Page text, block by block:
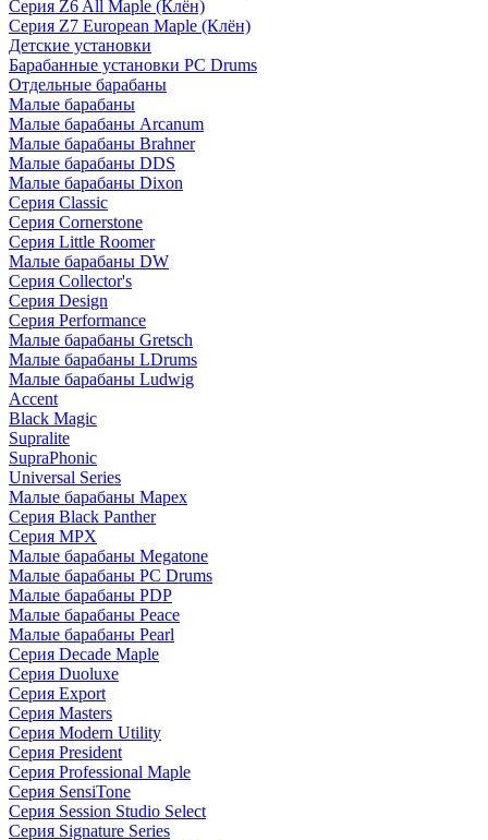
Серия Z6 All Maple (Клён)
Серия Z7 European Maple (Клён)
Детские установки
Барабанные установки PC Drums
Отдельные барабаны
Малые барабаны
Малые барабаны Arcanum
Малые барабаны Brahner
Малые барабаны DDS
Малые барабаны Dixon
Серия Classic
Серия Cornerstone
Серия Little Roomer
Малые барабаны DW
Серия Collector's
Серия Design
Серия Performance
Малые барабаны Gretsch
Малые барабаны LDrums
Малые барабаны Ludwig
Accent
Black Magic
Supralite
SupraPhonic
Universal Series
Малые барабаны Mapex
Серия Black Panther
Серия MPX
Малые барабаны Megatone
Малые барабаны PC Drums
Малые барабаны PDP
Малые барабаны Peace
Малые барабаны Pearl
Серия Decade Maple
Серия Duoluxe
Серия Export
Серия Masters
Серия Modern Utility
Серия President
Серия Professional Maple
Серия SensiTone
Серия Session Studio Select
Серия Signature Series